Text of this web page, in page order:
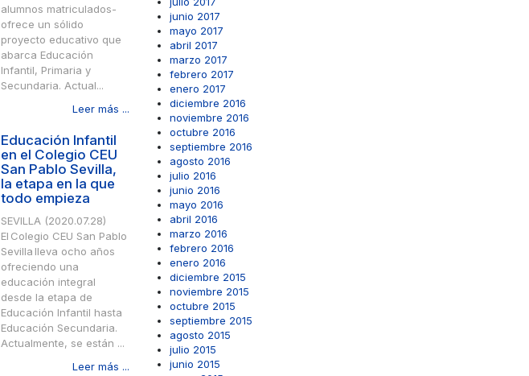
alumnos matriculados-
ofrece un sólido
proyecto educativo que
abarca Educación
Infantil, Primaria y
Secundaria. Actual...
Leer más ...
Educación Infantil
en el Colegio CEU
San Pablo Sevilla,
la etapa en la que
todo empieza
SEVILLA (2020.07.28)
El Colegio CEU San Pablo
Sevilla lleva ocho años
ofreciendo una
educación integral
desde la etapa de
Educación Infantil hasta
Educación Secundaria.
Actualmente, se están ...
Leer más ...
junio 2017
mayo 2017
abril 2017
marzo 2017
febrero 2017
enero 2017
diciembre 2016
noviembre 2016
octubre 2016
septiembre 2016
agosto 2016
julio 2016
junio 2016
mayo 2016
abril 2016
marzo 2016
febrero 2016
enero 2016
diciembre 2015
noviembre 2015
octubre 2015
septiembre 2015
agosto 2015
julio 2015
junio 2015